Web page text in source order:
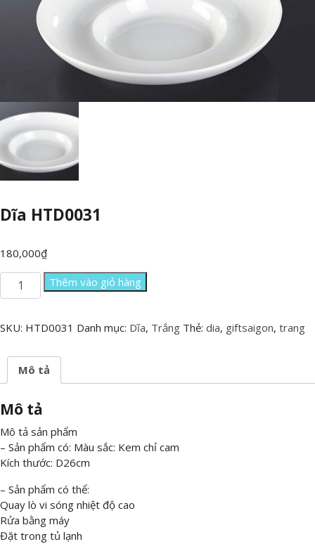
Dĩa HTD0031
180,000₫
Dĩa
HTD0031
lượng
Thêm vào giỏ hàng
SKU: HTD0031 Danh mục: Dĩa, Trắng Thẻ: dia, giftsaigon, trang
Mô tả
Mô tả
Mô tả sản phẩm
– Sản phẩm có: Màu sắc: Kem chỉ cam
Kích thước: D26cm
– Sản phẩm có thể:
Quay lò vi sóng nhiệt độ cao
Rửa bằng máy
Đặt trong tủ lạnh